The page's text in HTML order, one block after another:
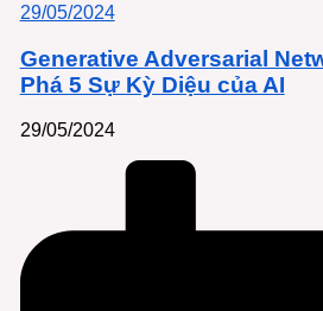
29/05/2024
Generative Adversarial
Phá 5 Sự Kỳ Diệu của AI
29/05/2024